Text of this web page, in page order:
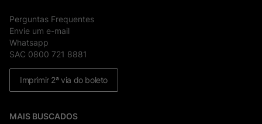
Perguntas Frequentes
Envie um e-mail
Whatsapp
SAC 0800 721 8881
Imprimir 2ª via do boleto
MAIS BUSCADOS